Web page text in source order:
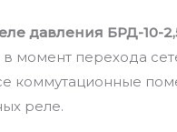
давления БРД-10-
в момент перехода
коммутационные
реле.